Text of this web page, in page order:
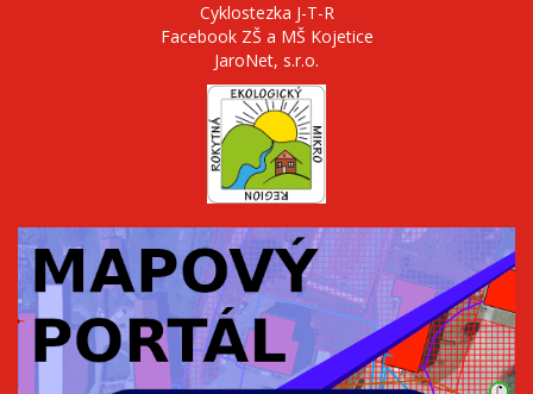
Cyklostezka J-T-R
Facebook ZŠ a MŠ Kojetice
JaroNet, s.r.o.